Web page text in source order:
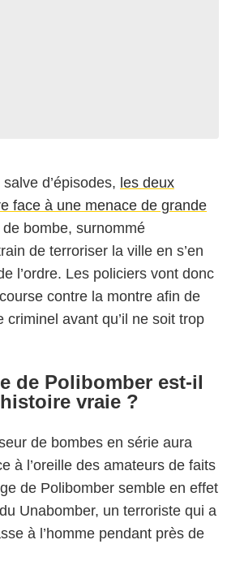
d’épisodes, les deux
face à une menace de grande
bombe, surnommé
de terroriser la ville en s’en
l’ordre. Les policiers vont donc
contre la montre afin de
criminel avant qu’il ne soit trop
de Polibomber est-il
vraie ?
de bombes en série aura
à l’oreille des amateurs de faits
de Polibomber semble en effet
Unabomber, un terroriste qui a
à l’homme pendant près de